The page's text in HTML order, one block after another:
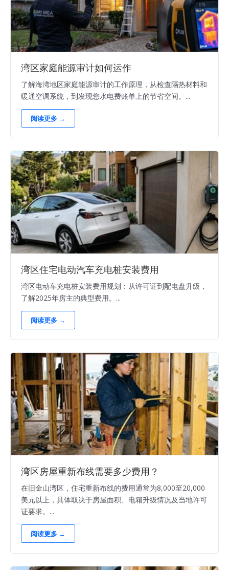
湾区家庭能源审计如何运作
了解海湾地区家庭能源审计的工作原理，从检查隔热材料和
暖通空调系统，到发现您水电费账单上的节省空间。...
阅读更多 →
湾区住宅电动汽车充电桩安装费用
湾区电动车充电桩安装费用规划：从许可证到配电盘升级，
了解2025年房主的典型费用。...
阅读更多 →
湾区房屋重新布线需要多少费用？
在旧金山湾区，住宅重新布线的费用通常为8,000至20,000
美元以上，具体取决于房屋面积、电箱升级情况及当地许可
证要求。...
阅读更多 →